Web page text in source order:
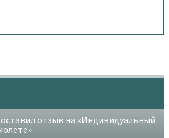
отзыв на «Индивидуальный